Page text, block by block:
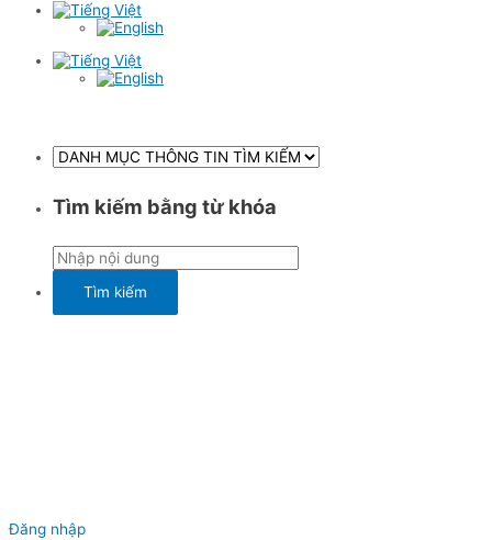
Tìm kiếm bằng từ khóa
Đăng nhập